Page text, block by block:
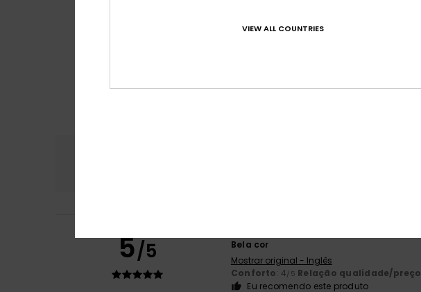
5/5
Bela cor
Mostrar original - Inglês
Conforto: 4/5 Relação qualidade/preço
Eu recomendo este produto
VIEW ALL COUNTRIES